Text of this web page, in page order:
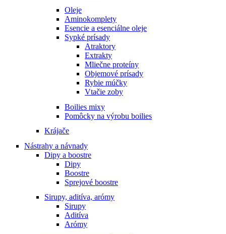
Oleje
Aminokomplety
Esencie a esenciálne oleje
Sypké prísady
Atraktory
Extrakty
Mliečne proteíny
Objemové prísady
Rybie múčky
Vtačie zoby
Boilies mixy
Pomôcky na výrobu boilies
Krájače
Nástrahy a návnady
Dipy a boostre
Dipy
Boostre
Sprejové boostre
Sirupy, aditíva, arómy
Sirupy
Aditíva
Arómy